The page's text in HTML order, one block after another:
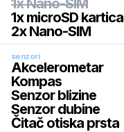
1x Nano-SIM
1x microSD kartica
2x Nano-SIM
senzori
Akcelerometar
Kompas
Senzor blizine
Senzor dubine
Čitač otiska prsta